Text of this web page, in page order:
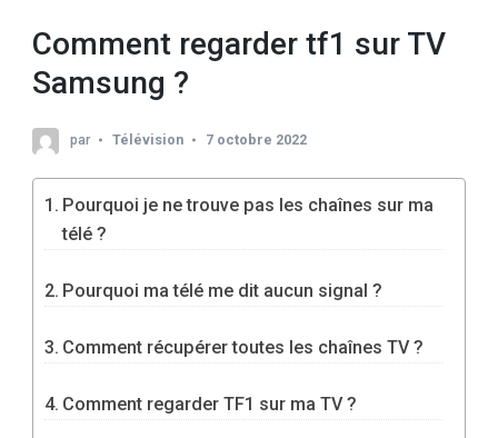
Comment regarder tf1 sur TV
Samsung ?
par Télévision 7 octobre 2022
Pourquoi je ne trouve pas les chaînes sur ma
télé ?
Pourquoi ma télé me dit aucun signal ?
Comment récupérer toutes les chaînes TV ?
Comment regarder TF1 sur ma TV ?